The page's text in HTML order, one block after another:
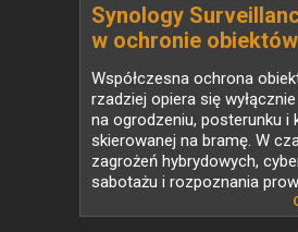
Synology
w ochronie obiektów
strategicznych
Współczesna ochrona
rzadziej opiera się wyłącznie
na ogrodzeniu, posterunku i
skierowanej na bramę. W
zagrożeń hybrydowych,
sabotażu i rozpoznania